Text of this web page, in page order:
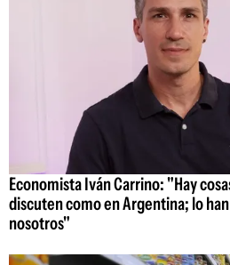
Economista Iván Carrino: "Hay
discuten como en Argentina; lo
nosotros"